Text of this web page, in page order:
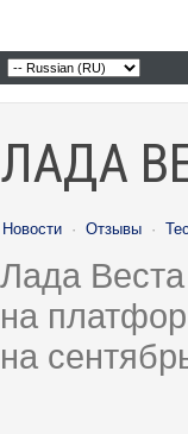
ЛАДА
Новости · Отзывы ·
Лада
на
на